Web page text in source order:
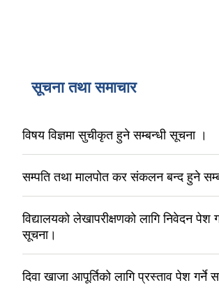
सूचना तथा समाचार
विषय विज्ञमा सुचीकृत हुने सम्बन्धी सूचना ।
सम्पति तथा मालपोत कर संकलन बन्द हुने
विद्यालयको लेखापरीक्षणको लागि निवेदन पेश
सूचना।
दिवा खाजा आपूर्तिको लागि प्रस्ताव पेश गर्ने